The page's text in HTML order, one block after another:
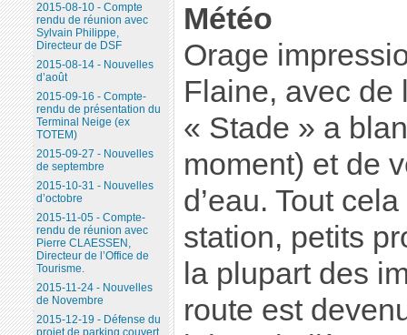
Météo
Orage
Flaine, avec de
« Stade » a
moment) et de
d’eau. Tout
station, petits
la plupart des
route est
2015-08-10 - Compte
rendu de réunion avec
Sylvain Philippe,
Directeur de DSF
2015-08-14 - Nouvelles
d’août
2015-09-16 - Compte-
rendu de présentation du
Terminal Neige (ex
TOTEM)
2015-09-27 - Nouvelles
de septembre
2015-10-31 - Nouvelles
d’octobre
2015-11-05 - Compte-
rendu de réunion avec
Pierre CLAESSEN,
Directeur de l’Office de
Tourisme.
2015-11-24 - Nouvelles
de Novembre
2015-12-19 - Défense du